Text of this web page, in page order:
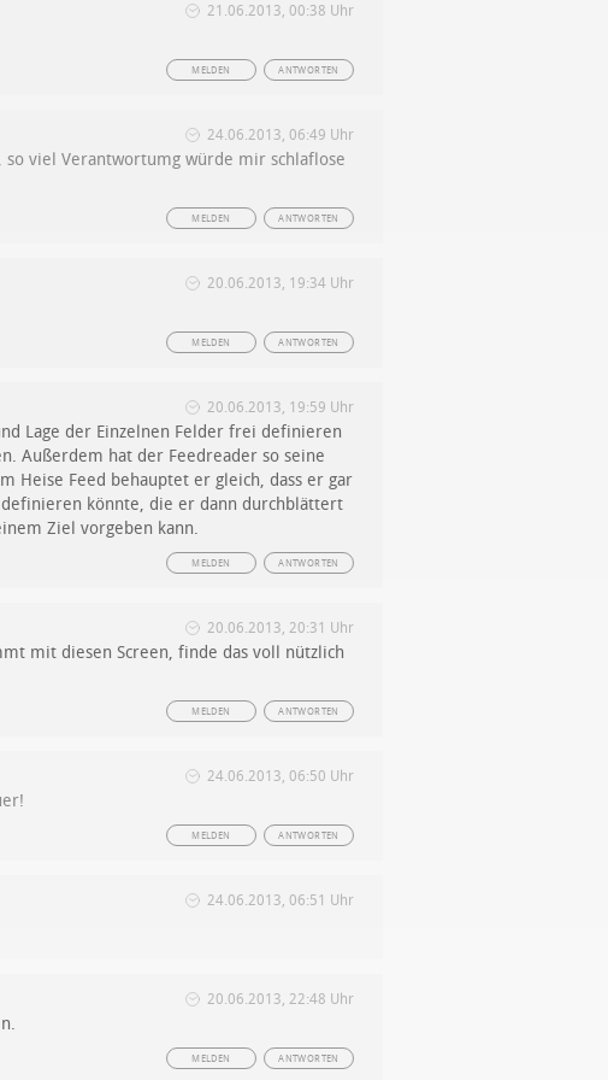
21.06.2013, 00:38 Uhr
ANTWORTEN
MELDEN
24.06.2013, 06:49 Uhr
so viel Verantwortumg würde mir schlaflose
ANTWORTEN
MELDEN
20.06.2013, 19:34 Uhr
ANTWORTEN
MELDEN
20.06.2013, 19:59 Uhr
Lage der Einzelnen Felder frei definieren
Außerdem hat der Feedreader so seine
Heise Feed behauptet er gleich, dass er gar
könnte, die er dann durchblättert
Ziel vorgeben kann.
ANTWORTEN
MELDEN
20.06.2013, 20:31 Uhr
mit diesen Screen, finde das voll nützlich
ANTWORTEN
MELDEN
24.06.2013, 06:50 Uhr
ANTWORTEN
MELDEN
24.06.2013, 06:51 Uhr
20.06.2013, 22:48 Uhr
ANTWORTEN
MELDEN